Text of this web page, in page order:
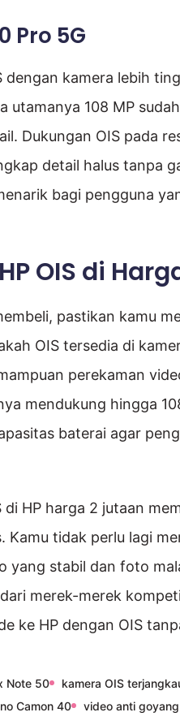
Pro 5G
dengan kamera lebih
utamanya 108 MP
Dukungan OIS pada
detail halus tanpa
bagi pengguna
OIS di
pastikan kamu
OIS tersedia di
perekaman
mendukung hingga
baterai agar
di HP harga 2 jutaan
Kamu tidak perlu lagi
yang stabil dan foto
merek-merek
ke HP dengan OIS
Note 50 kamera OIS
Camon 40 video anti goyang